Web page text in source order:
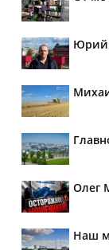
Юрий
Олег
Наш